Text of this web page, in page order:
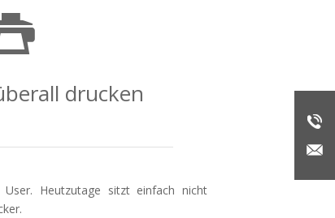
drucken
User. Heutzutage sitzt einfach nicht